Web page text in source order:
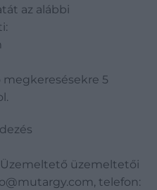
az alábbi
5
Üzemeltető üzemeltetői
telefon: